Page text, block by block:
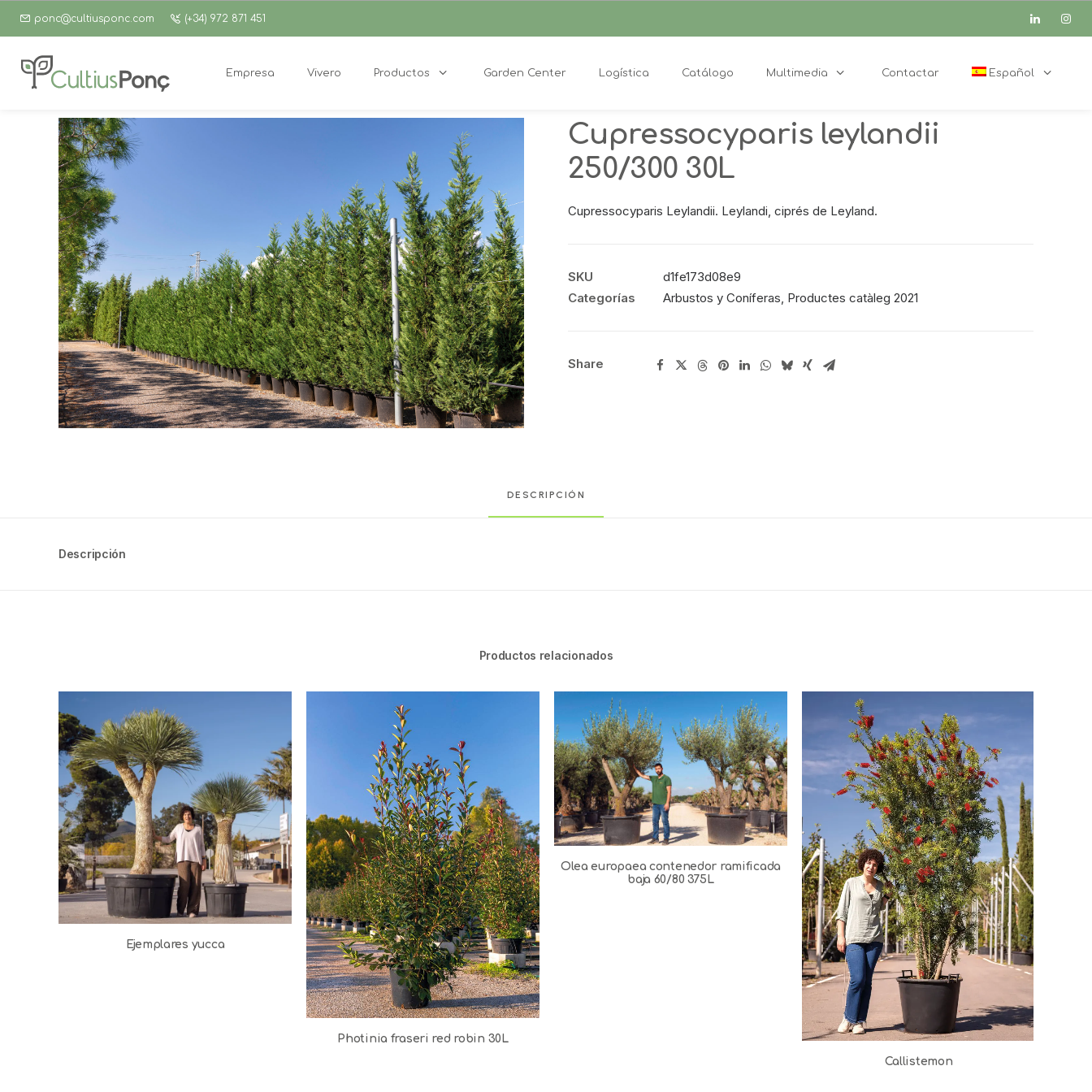
ponc@cultiusponc.com (+34) 972 871 451
Empresa Vivero Productos Garden Center Logística Catálogo Multimedia Contactar Español
Cupressocyparis leylandii
250/300 30L
Cupressocyparis Leylandii. Leylandi, ciprés de Leyland.
SKU
d1fe173d08e9
Categorías
Arbustos y Coníferas, Productes catàleg 2021
Share
DESCRIPCIÓN
Descripción
Productos relacionados
Ejemplares yucca
Photinia fraseri red robin 30L
Olea europaea contenedor ramificada
baja 60/80 375L
Callistemon